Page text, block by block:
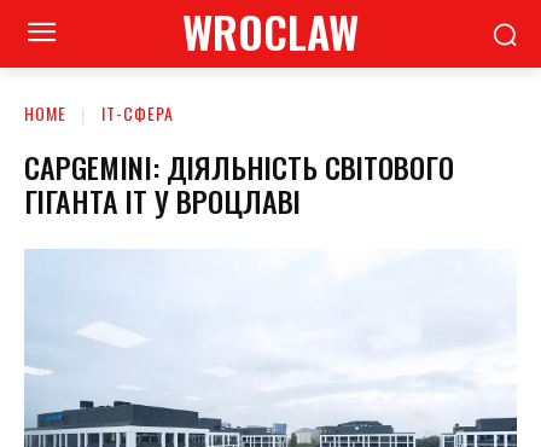
WROCLAW
HOME ІТ-СФЕРА
CAPGEMINI: ДІЯЛЬНІСТЬ СВІТОВОГО
ГІГАНТА ІТ У ВРОЦЛАВІ